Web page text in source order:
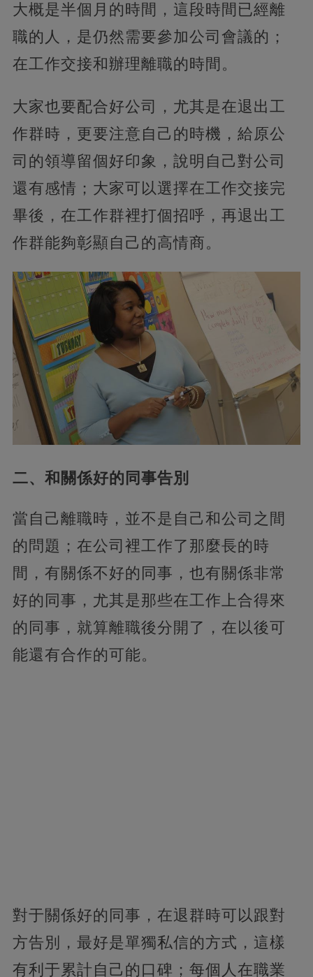
大概是半個月的時間，這段時間已經離
職的人，是仍然需要參加公司會議的；
在工作交接和辦理離職的時間。
大家也要配合好公司，尤其是在退出工
作群時，更要注意自己的時機，給原公
司的領導留個好印象，說明自己對公司
還有感情；大家可以選擇在工作交接完
畢後，在工作群裡打個招呼，再退出工
作群能夠彰顯自己的高情商。
二、和關係好的同事告別
當自己離職時，並不是自己和公司之間
的問題；在公司裡工作了那麼長的時
間，有關係不好的同事，也有關係非常
好的同事，尤其是那些在工作上合得來
的同事，就算離職後分開了，在以後可
能還有合作的可能。
對于關係好的同事，在退群時可以跟對
方告別，最好是單獨私信的方式，這樣
有利于累計自己的口碑；每個人在職業